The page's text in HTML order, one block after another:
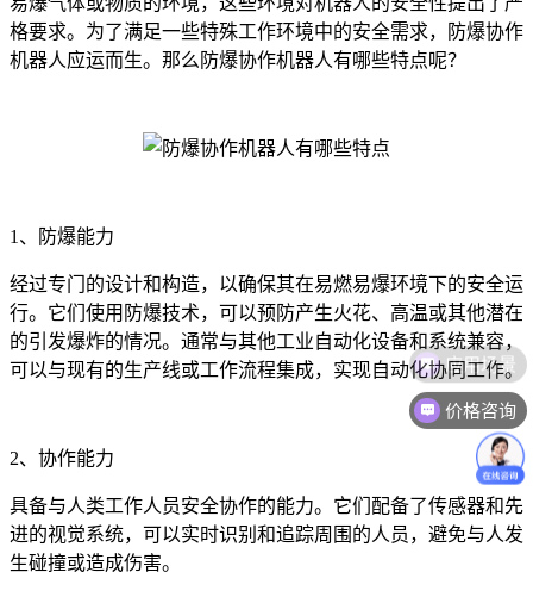
格要求。为了满足一些特殊工作环境中的安全需求，防爆协作
机器人应运而生。那么防爆协作机器人有哪些特点呢？
1、防爆能力
经过专门的设计和构造，以确保其在易燃易爆环境下的安全运
行。它们使用防爆技术，可以预防产生火花、高温或其他潜在
的引发爆炸的情况。通常与其他工业自动化设备和系统兼容，
可以与现有的生产线或工作流程集成，实现自动化协同工作。
2、协作能力
具备与人类工作人员安全协作的能力。它们配备了传感器和先
进的视觉系统，可以实时识别和追踪周围的人员，避免与人发
生碰撞或造成伤害。
应用场景
价格咨询